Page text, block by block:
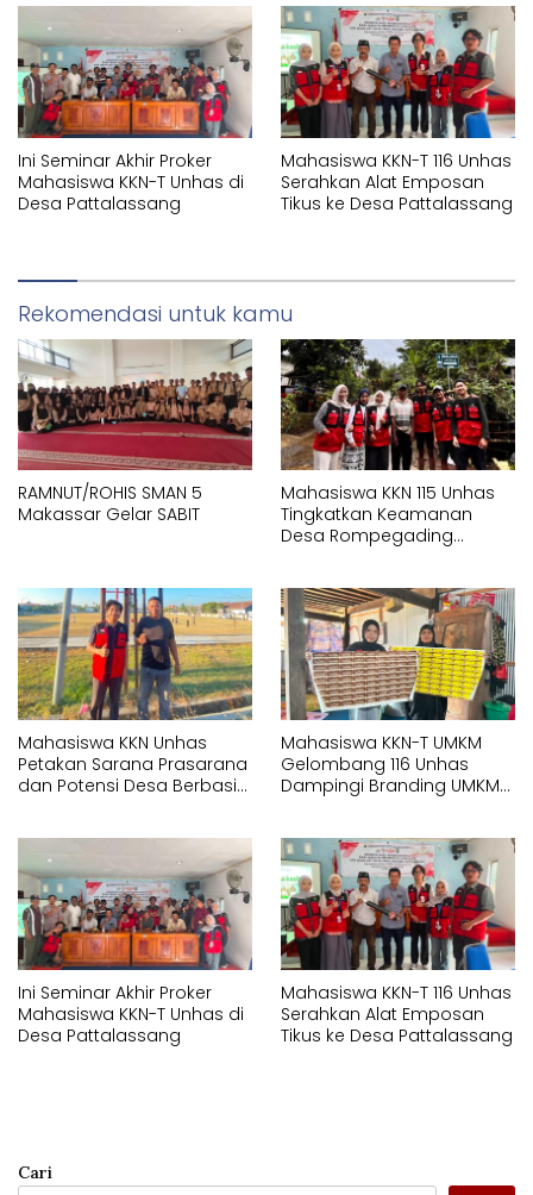
Ini Seminar Akhir Proker
Mahasiswa KKN-T Unhas di
Desa Pattalassang
Mahasiswa KKN-T 116 Unhas
Serahkan Alat Emposan
Tikus ke Desa Pattalassang
Rekomendasi untuk kamu
RAMNUT/ROHIS SMAN 5
Makassar Gelar SABIT
Mahasiswa KKN 115 Unhas
Tingkatkan Keamanan
Desa Rompegading
Jalan
Mahasiswa KKN Unhas
Petakan Sarana Prasarana
dan Potensi Desa Berbasis
Mahasiswa KKN-T UMKM
Gelombang 116 Unhas
Dampingi Branding UMKM
Ini Seminar Akhir Proker
Mahasiswa KKN-T Unhas di
Desa Pattalassang
Mahasiswa KKN-T 116 Unhas
Serahkan Alat Emposan
Tikus ke Desa Pattalassang
Cari